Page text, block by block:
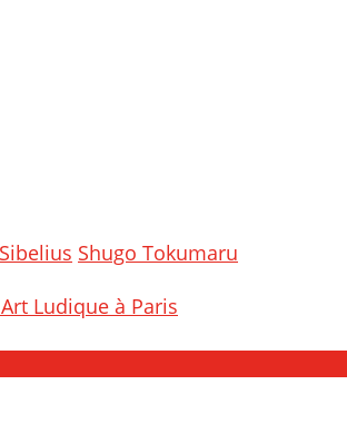
Shugo Tokumaru
Ludique à Paris